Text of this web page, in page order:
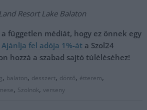
Resort Lake Balaton
független médiát, hogy ez önnek egy
Ajánlja fel adója 1%-át a Szol24
hozzá a szabad sajtó túléléséhez!
, balaton, desszert, döntő, étterem,
, Szolnok,verseny